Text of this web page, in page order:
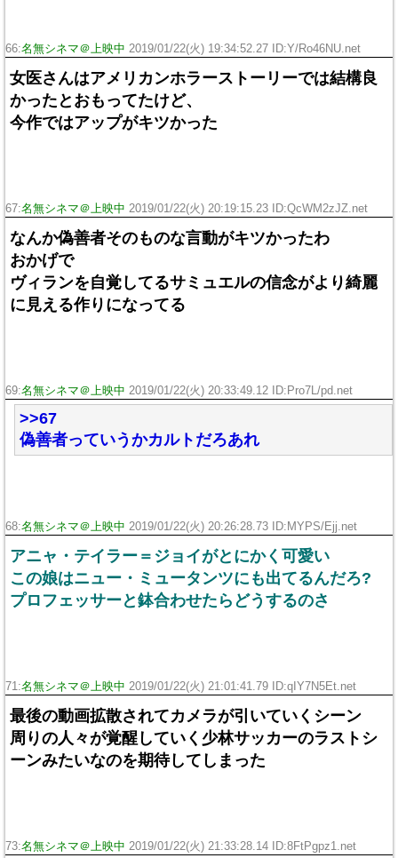
66:名無シネマ＠上映中 2019/01/22(火) 19:34:52.27 ID:Y/Ro46NU.net
女医さんはアメリカンホラーストーリーでは結構良
かったとおもってたけど、
今作ではアップがキツかった
67:名無シネマ＠上映中 2019/01/22(火) 20:19:15.23 ID:QcWM2zJZ.net
なんか偽善者そのものな言動がキツかったわ
おかげで
ヴィランを自覚してるサミュエルの信念がより綺麗
に見える作りになってる
69:名無シネマ＠上映中 2019/01/22(火) 20:33:49.12 ID:Pro7L/pd.net
>>67
偽善者っていうかカルトだろあれ
68:名無シネマ＠上映中 2019/01/22(火) 20:26:28.73 ID:MYPS/Ejj.net
アニャ・テイラー＝ジョイがとにかく可愛い
この娘はニュー・ミュータンツにも出てるんだろ?
プロフェッサーと鉢合わせたらどうするのさ
71:名無シネマ＠上映中 2019/01/22(火) 21:01:41.79 ID:qIY7N5Et.net
最後の動画拡散されてカメラが引いていくシーン
周りの人々が覚醒していく少林サッカーのラストシ
ーンみたいなのを期待してしまった
73:名無シネマ＠上映中 2019/01/22(火) 21:33:28.14 ID:8FtPgpz1.net